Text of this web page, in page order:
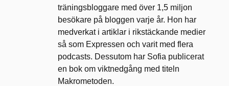
träningsbloggare med över 1,5 miljon
besökare på bloggen varje år. Hon har
medverkat i artiklar i rikstäckande medier
så som Expressen och varit med flera
podcasts. Dessutom har Sofia publicerat
en bok om viktnedgång med titeln
Makrometoden.